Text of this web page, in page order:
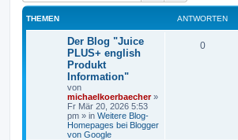
THEMEN ANTWORTEN
Der Blog "Juice
PLUS+ english
Produkt
Information"
von
michaelkoerbaecher»
Fr Mär 20, 2026 5:53
pm » in Weitere Blog-
Homepages bei Blogger
von Google
0